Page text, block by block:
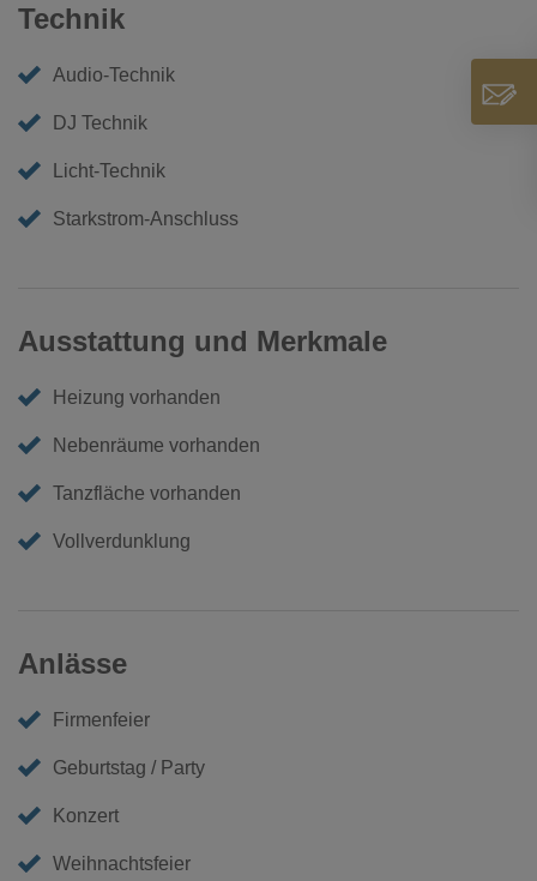
Technik
Audio-Technik
DJ Technik
Licht-Technik
Starkstrom-Anschluss
Ausstattung und Merkmale
Heizung vorhanden
Nebenräume vorhanden
Tanzfläche vorhanden
Vollverdunklung
Anlässe
Firmenfeier
Geburtstag / Party
Konzert
Weihnachtsfeier